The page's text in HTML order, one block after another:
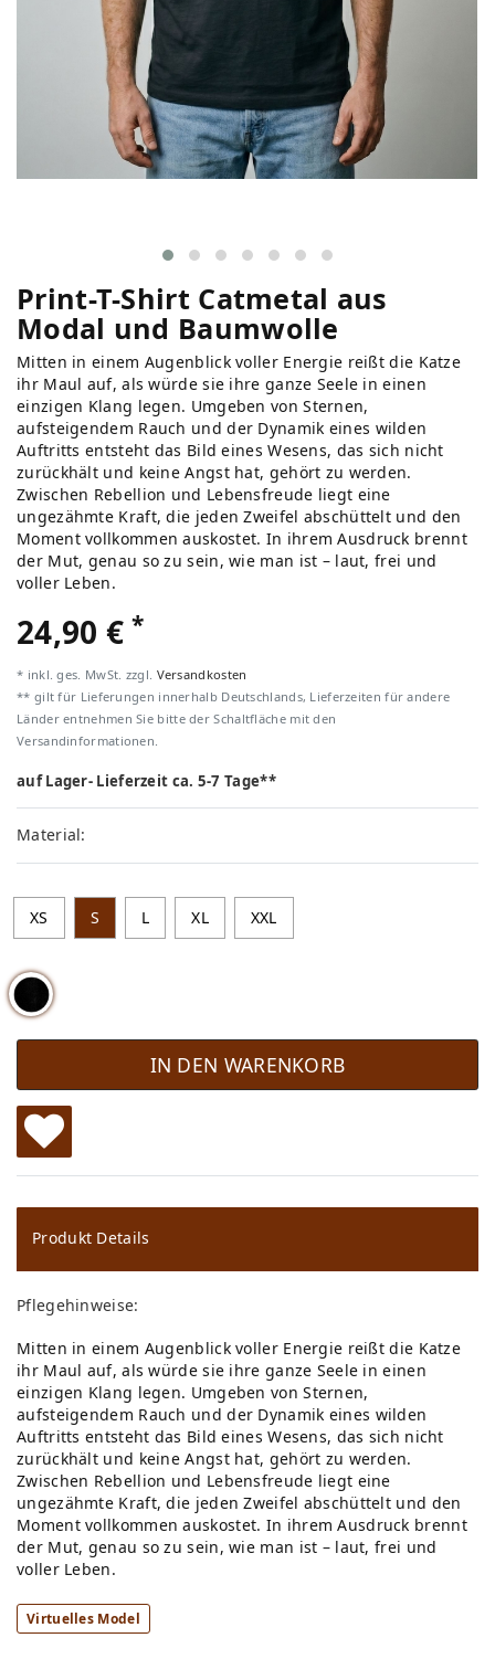
Print-T-Shirt Catmetal aus
Modal und Baumwolle
Mitten in einem Augenblick voller Energie reißt die Katze
ihr Maul auf, als würde sie ihre ganze Seele in einen
einzigen Klang legen. Umgeben von Sternen,
aufsteigendem Rauch und der Dynamik eines wilden
Auftritts entsteht das Bild eines Wesens, das sich nicht
zurückhält und keine Angst hat, gehört zu werden.
Zwischen Rebellion und Lebensfreude liegt eine
ungezähmte Kraft, die jeden Zweifel abschüttelt und den
Moment vollkommen auskostet. In ihrem Ausdruck brennt
der Mut, genau so zu sein, wie man ist – laut, frei und
voller Leben.
24,90 €*
* inkl. ges. MwSt. zzgl. Versandkosten
** gilt für Lieferungen innerhalb Deutschlands, Lieferzeiten für andere
Länder entnehmen Sie bitte der Schaltfläche mit den
Versandinformationen.
auf Lager- Lieferzeit ca. 5-7 Tage**
Material:
XS S L XL XXL
IN DEN WARENKORB
W
u
ns
ch
lis
te
Produkt Details
Pflegehinweise:
Mitten in einem Augenblick voller Energie reißt die Katze
ihr Maul auf, als würde sie ihre ganze Seele in einen
einzigen Klang legen. Umgeben von Sternen,
aufsteigendem Rauch und der Dynamik eines wilden
Auftritts entsteht das Bild eines Wesens, das sich nicht
zurückhält und keine Angst hat, gehört zu werden.
Zwischen Rebellion und Lebensfreude liegt eine
ungezähmte Kraft, die jeden Zweifel abschüttelt und den
Moment vollkommen auskostet. In ihrem Ausdruck brennt
der Mut, genau so zu sein, wie man ist – laut, frei und
voller Leben.
Virtuelles Model